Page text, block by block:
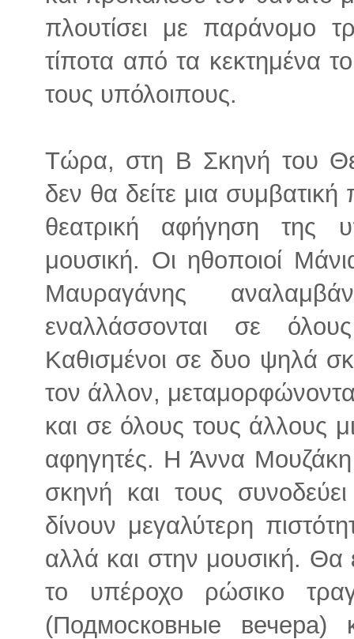
πλουτίσει με παράνομο
τίποτα από τα κεκτημένα
τους υπόλοιπους.
Τώρα, στη Β Σκηνή του
δεν θα δείτε μια
θεατρική αφήγηση της
μουσική. Οι ηθοποιοί
Μαυραγάνης
εναλλάσσονται σε
Καθισμένοι σε δυο ψηλά
τον άλλον,
και σε όλους τους άλλους
αφηγητές. Η Άννα
σκηνή και τους
δίνουν μεγαλύτερη
αλλά και στην μουσική. Θα
το υπέροχο ρώσικο
(Подмосковные вечера)